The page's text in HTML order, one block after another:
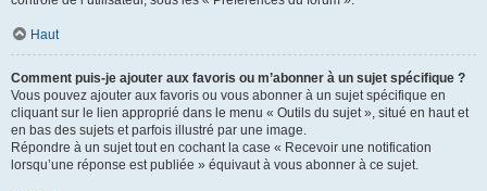
Haut
Comment puis-je ajouter aux favoris ou m’abonner à un sujet spécifique ?
Vous pouvez ajouter aux favoris ou vous abonner à un sujet spécifique en
cliquant sur le lien approprié dans le menu « Outils du sujet », situé en haut et
en bas des sujets et parfois illustré par une image.
Répondre à un sujet tout en cochant la case « Recevoir une notification
lorsqu’une réponse est publiée » équivaut à vous abonner à ce sujet.